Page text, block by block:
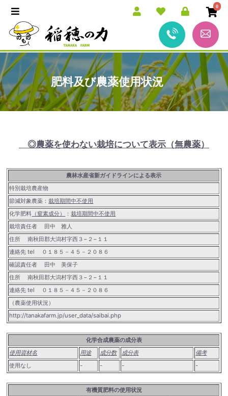
0
肥料及び農薬使用状況
◎農薬を使わない栽培について表示（無農薬）
農林水産省新ガイドラインによる表示
特別栽培農産物
節減対象農薬：栽培期間中不使用
化学肥料 （窒素成分） ：栽培期間中不使用
栽培責任者 田中 雅人
住所 南秋田郡大潟村字西３−２−１１
連絡先 tel ０１８５－４５－２０８６
確認責任者 田中 美保子
住所 南秋田郡大潟村字西３−２−１１
連絡先 tel ０１８５－４５－２０８６
（農薬使用状況）
http://tanakafarm.jp/user_data/saibai.php
化学合成農薬の成分表
使用資材名
用途 成分数 成分表
備考
使用なし
- - - -
有機質肥料の使用状況